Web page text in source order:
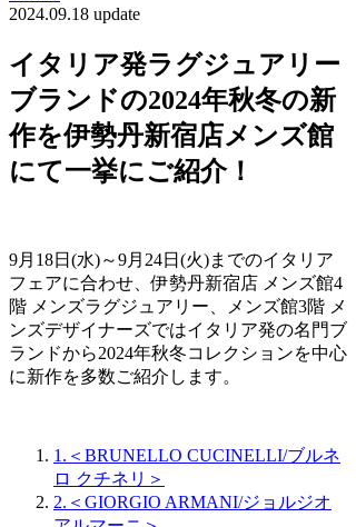
2024.09.18 update
イタリア発ラグジュアリー
ブランドの2024年秋冬の新
作を伊勢丹新宿店メンズ館
にて一挙にご紹介！
9月18日(水)～9月24日(火)までのイタリア
フェアに合わせ、伊勢丹新宿店 メンズ館4
階 メンズラグジュアリー、メンズ館3階 メ
ンズデザイナーズではイタリア発の名門ブ
ランドから2024年秋冬コレクションを中心
に新作を多数ご紹介します。
1.＜BRUNELLO CUCINELLI/ブルネ
ロ クチネリ＞
2.＜GIORGIO ARMANI/ジョルジオ